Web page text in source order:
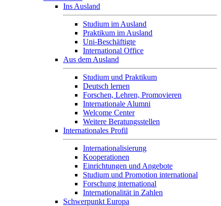
Ins Ausland
Studium im Ausland
Praktikum im Ausland
Uni-Beschäftigte
International Office
Aus dem Ausland
Studium und Praktikum
Deutsch lernen
Forschen, Lehren, Promovieren
Internationale Alumni
Welcome Center
Weitere Beratungsstellen
Internationales Profil
Internationalisierung
Kooperationen
Einrichtungen und Angebote
Studium und Promotion international
Forschung international
Internationalität in Zahlen
Schwerpunkt Europa